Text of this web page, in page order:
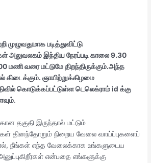
முழுவதுமாக படித்துவிட்டு
அலுவலகம் இந்திய நேரப்படி காலை 9.30
மணி வரை மட்டுமே திறந்திருக்கும்.அந்த
கிடைக்கும். ஞாயிற்றுக்கிழமை
கொடுக்கப்பட்டுள்ள டெலெக்ராம் id க்கு
.
தகுதி இருந்தால் மட்டும்
தினந்தோறும் நிறைய வேலை வாய்ப்புகளைப்
நீங்கள் எந்த வேலைக்காக உங்களுடைய
என்பதை எங்களுக்கு